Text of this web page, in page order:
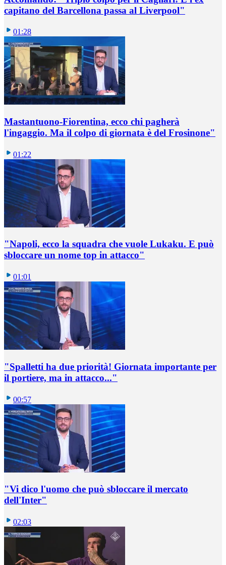
capitano del Barcellona passa al Liverpool"
01:28
Mastantuono-Fiorentina, ecco chi pagherà
l'ingaggio. Ma il colpo di giornata è del Frosinone"
01:22
"Napoli, ecco la squadra che vuole Lukaku. E può
sbloccare un nome top in attacco"
01:01
"Spalletti ha due priorità! Giornata importante per
il portiere, ma in attacco..."
00:57
"Vi dico l'uomo che può sbloccare il mercato
dell'Inter"
02:03